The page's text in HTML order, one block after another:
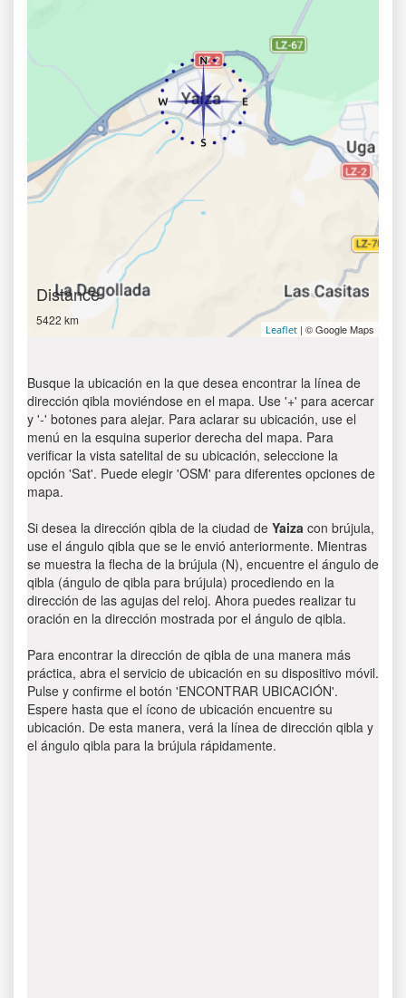
Distance
5422 km
Leaflet | © Google Maps
Busque la ubicación en la que desea encontrar la línea de
dirección qibla moviéndose en el mapa. Use '+' para acercar
y '-' botones para alejar. Para aclarar su ubicación, use el
menú en la esquina superior derecha del mapa. Para
verificar la vista satelital de su ubicación, seleccione la
opción 'Sat'. Puede elegir 'OSM' para diferentes opciones de
mapa.
Si desea la dirección qibla de la ciudad de Yaiza con brújula,
use el ángulo qibla que se le envió anteriormente. Mientras
se muestra la flecha de la brújula (N), encuentre el ángulo de
qibla (ángulo de qibla para brújula) procediendo en la
dirección de las agujas del reloj. Ahora puedes realizar tu
oración en la dirección mostrada por el ángulo de qibla.
Para encontrar la dirección de qibla de una manera más
práctica, abra el servicio de ubicación en su dispositivo móvil.
Pulse y confirme el botón 'ENCONTRAR UBICACIÓN'.
Espere hasta que el ícono de ubicación encuentre su
ubicación. De esta manera, verá la línea de dirección qibla y
el ángulo qibla para la brújula rápidamente.